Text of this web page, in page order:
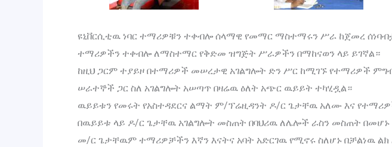
ዩኒቨርሲቲዉ ነባር ተማሪዎቹን ተቀብሎ ሰላማዊ የመማር ማስተማሩን ሥራ ከጀመረ
ተማሪዎችን ተቀብሎ ለማስተማር የቅድመ ዝግጅት ሥራዎችን በማከናወን ላይ ይገኛል።
ከዚህ ጋርም ተያይዞ በተማሪዎች መሠረታዊ አገልግሎት ድን ሥር ከሚገኙ የተማሪዎች
ሠራተኞች ጋር ስለ አገልግሎት አሠጣጥ በዛሬዉ ዕለት አጭር ዉይይት ተካሂዷል።
ዉይይቱን የመሩት የአስተዳደርና ልማት ም/ፕሬዚዳንት ዶ/ር ጌታቸዉ አለሙ እና
በዉይይቱ ላይ ዶ/ር ጌታቸዉ አገልግሎት መስጠት በባህሪዉ ለሌሎች ራስን መስጠት በመሆኑ
መ/ር ጌታቸዉም ተማሪዎቻችን እኛን እናትና አባት አድርገዉ የሚኖሩ ስለሆኑ በቻልነዉ ልክ